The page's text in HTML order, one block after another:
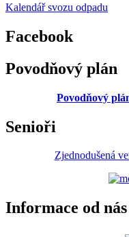
Kalendář svozu odpadu
Facebook
Povodňový plán
Povodňový
Senioři
Zjednodušená
Informace od nás